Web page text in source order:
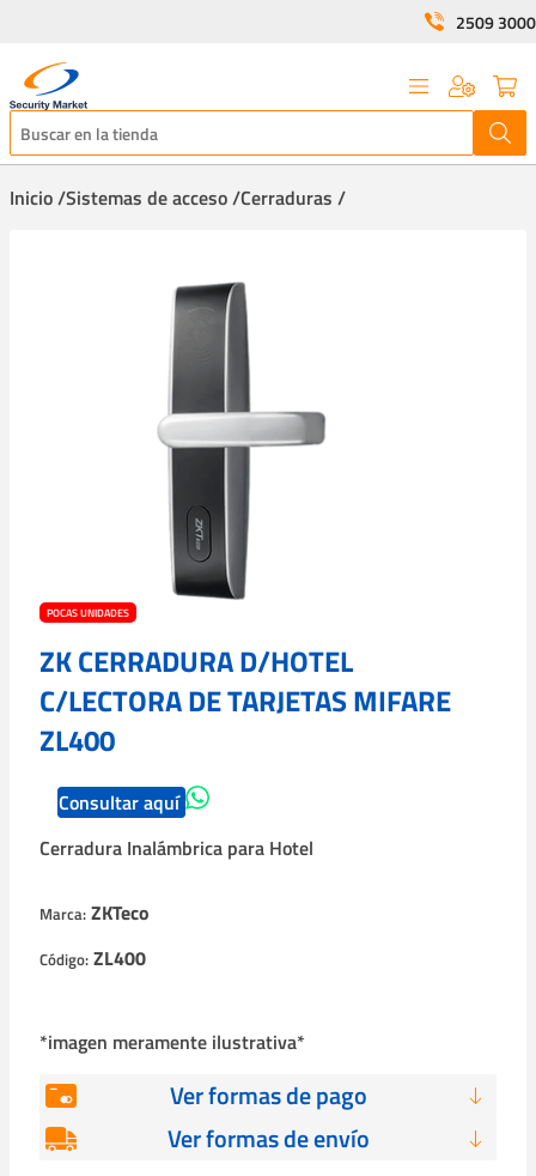
2509 3000
Inicio /Sistemas de acceso /Cerraduras /
POCAS UNIDADES
ZK CERRADURA D/HOTEL
C/LECTORA DE TARJETAS MIFARE
ZL400
Consultar aquí
Cerradura Inalámbrica para Hotel
Marca: ZKTeco
Código: ZL400
*imagen meramente ilustrativa*
Ver formas de pago
Ver formas de envío